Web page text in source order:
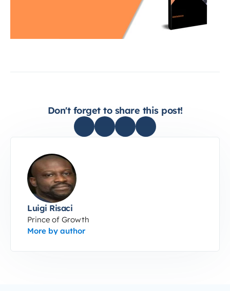
Don't forget to share this post!
Luigi Risaci
Prince of Growth
More by author